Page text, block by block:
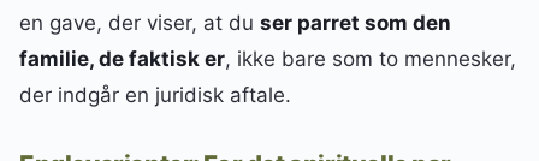
en gave, der viser, at du ser parret som den
familie, de faktisk er, ikke bare som to mennesker,
der indgår en juridisk aftale.